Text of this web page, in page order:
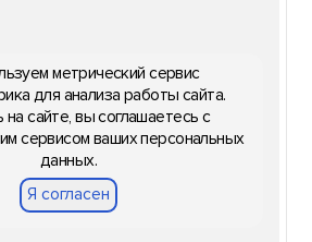
метрический сервис
для анализа работы сайта.
на сайте, вы соглашаетесь с
сервисом ваших персональных
данных.
Я согласен